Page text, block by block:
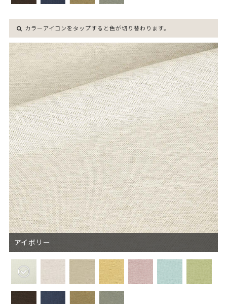
カラーアイコンをタップすると色が切り替わります。
アイボリー